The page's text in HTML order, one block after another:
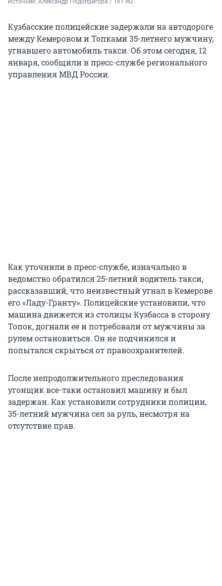
Источник: Александр Подопригора / 161.RU
Кузбасские полицейские задержали на автодороге
между Кемеровом и Топками 35-летнего мужчину,
угнавшего автомобиль такси. Об этом сегодня, 12
января, сообщили в пресс-службе регионального
управления МВД России.
Как уточнили в пресс-службе, изначально в
ведомство обратился 25-летний водитель такси,
рассказавший, что неизвестный угнал в Кемерове
его «Ладу-Гранту». Полицейские установили, что
машина движется из столицы Кузбасса в сторону
Топок, догнали ее и потребовали от мужчины за
рулем остановиться. Он не подчинился и
попытался скрыться от правоохранителей.
После непродолжительного преследования
угонщик все-таки остановил машину и был
задержан. Как установили сотрудники полиции,
35-летний мужчина сел за руль, несмотря на
отсутствие прав.